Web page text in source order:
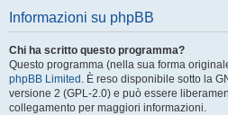
Informazioni su phpBB
Chi ha scritto questo programma?
Questo programma (nella sua forma
phpBB Limited . È reso disponibile sotto la
versione 2 (GPL-2.0) e può essere
collegamento per maggiori informazioni.